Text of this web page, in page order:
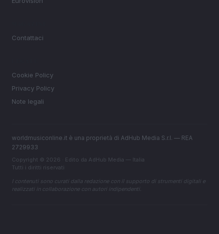
Contattaci
Cookie Policy
Privacy Policy
Note legali
worldmusiconline.it è una proprietà di AdHub Media S.r.l. — REA
2729933
Copyright © 2026 · Edito da AdHub Media — Italia
Tutti i diritti riservati
I contenuti sono curati dalla redazione con il supporto di strumenti digitali e
realizzati in collaborazione con autori indipendenti.